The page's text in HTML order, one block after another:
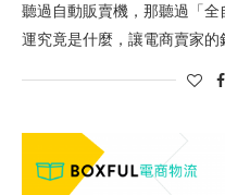
聽過自動販賣機，那聽過「
運究竟是什麼，讓電商賣家的